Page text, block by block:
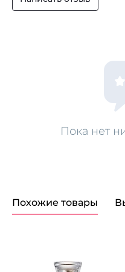
Способ применения:
Пока нет
Похожие товары